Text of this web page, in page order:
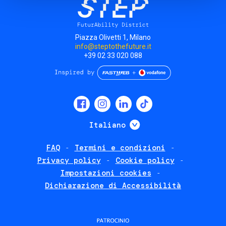
Piazza Olivetti 1, Milano
info@steptothefuture.it
+39 02 33 020 088
Italiano Mostra ulteriori
FAQ
Termini e condizioni
Privacy policy
Cookie policy
Impostazioni cookies
Dichiarazione di Accessibilità